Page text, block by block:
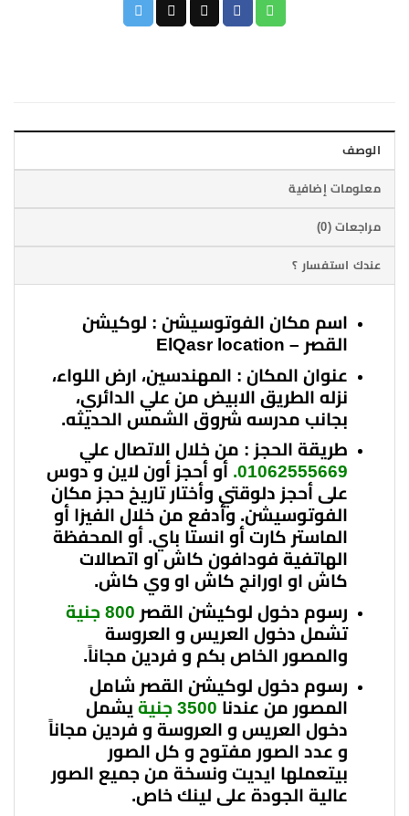
الوصف
معلومات إضافية
مراجعات (0)
عندك استفسار ؟
اسم مكان الفوتوسيشن : لوكيشن
القصر – ElQasr location
عنوان المكان : المهندسين، ارض اللواء،
نزله الطريق الابيض من علي الدائري،
بجانب مدرسه شروق الشمس الحديثه.
طريقة الحجز : من خلال الاتصال علي
01062555669. أو أحجز أون لاين و دوس
على أحجز دلوقتي وأختار تاريخ حجز مكان
الفوتوسيشن. وأدفع من خلال الفيزا أو
الماستر كارت أو انستا باي. أو المحفظة
الهاتفية فودافون كاش او اتصالات
كاش او اورانج كاش او وي كاش.
رسوم دخول لوكيشن القصر 800 جنية
تشمل دخول العريس و العروسة
والمصور الخاص بكم و فردين مجاناً.
رسوم دخول لوكيشن القصر شامل
المصور من عندنا 3500 جنية
يشمل
دخول العريس و العروسة و فردين مجاناً
و عدد الصور مفتوح و كل الصور
بيتعملها ايديت ونسخة من جميع الصور
عالية الجودة على لينك خاص.